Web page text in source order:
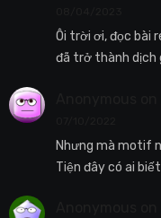
Ôi trời ơi, đọc bài
đã trở thành dịch
Nhưng mà motif
Tiện đây có ai